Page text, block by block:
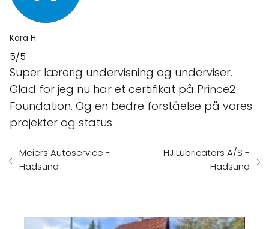
Kora H.
5/5
Super lærerig undervisning og underviser.
Glad for jeg nu har et certifikat på Prince2
Foundation. Og en bedre forståelse på vores
projekter og status.
Meiers Autoservice -
Hadsund
HJ Lubricators A/S -
Hadsund